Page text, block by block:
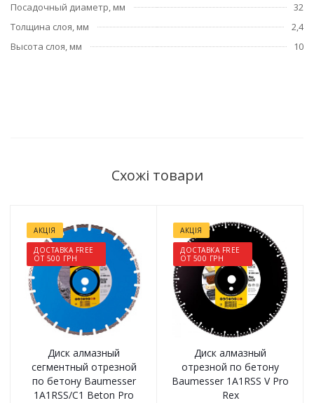
Посадочный диаметр, мм
32
Толщина слоя, мм
2,4
Высота слоя, мм
10
Схожі товари
АКЦІЯ
ДОСТАВКА FREE
ОТ 500 ГРН
Диск алмазный
сегментный отрезной
по бетону Baumesser
1A1RSS/C1 Beton Pro
АКЦІЯ
ДОСТАВКА FREE
ОТ 500 ГРН
Диск алмазный
отрезной по бетону
Baumesser 1A1RSS V Pro
Rex